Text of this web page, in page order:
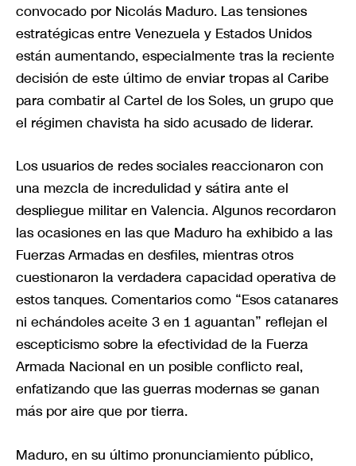
convocado por Nicolás Maduro. Las tensiones
estratégicas entre Venezuela y Estados Unidos
están aumentando, especialmente tras la reciente
decisión de este último de enviar tropas al Caribe
para combatir al Cartel de los Soles, un grupo que
el régimen chavista ha sido acusado de liderar.
Los usuarios de redes sociales reaccionaron con
una mezcla de incredulidad y sátira ante el
despliegue militar en Valencia. Algunos recordaron
las ocasiones en las que Maduro ha exhibido a las
Fuerzas Armadas en desfiles, mientras otros
cuestionaron la verdadera capacidad operativa de
estos tanques. Comentarios como “Esos catanares
ni echándoles aceite 3 en 1 aguantan” reflejan el
escepticismo sobre la efectividad de la Fuerza
Armada Nacional en un posible conflicto real,
enfatizando que las guerras modernas se ganan
más por aire que por tierra.
Maduro, en su último pronunciamiento público,